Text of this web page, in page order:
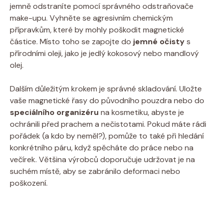
jemně odstraníte pomocí správného odstraňovače
make-upu. Vyhněte se agresivním chemickým
přípravkům, které by mohly poškodit magnetické
částice. Místo toho se zapojte do jemné očistys
přírodními oleji, jako je jedlý kokosový nebo mandlový
olej.
Dalším důležitým krokem je správné skladování. Uložte
vaše magnetické řasy do původního pouzdra nebo do
speciálního organizéru na kosmetiku, abyste je
ochránili před prachem a nečistotami. Pokud máte rádi
pořádek (a kdo by neměl?), pomůže to také při hledání
konkrétního páru, když spěcháte do práce nebo na
večírek. Většina výrobců doporučuje udržovat je na
suchém místě, aby se zabránilo deformaci nebo
poškození.